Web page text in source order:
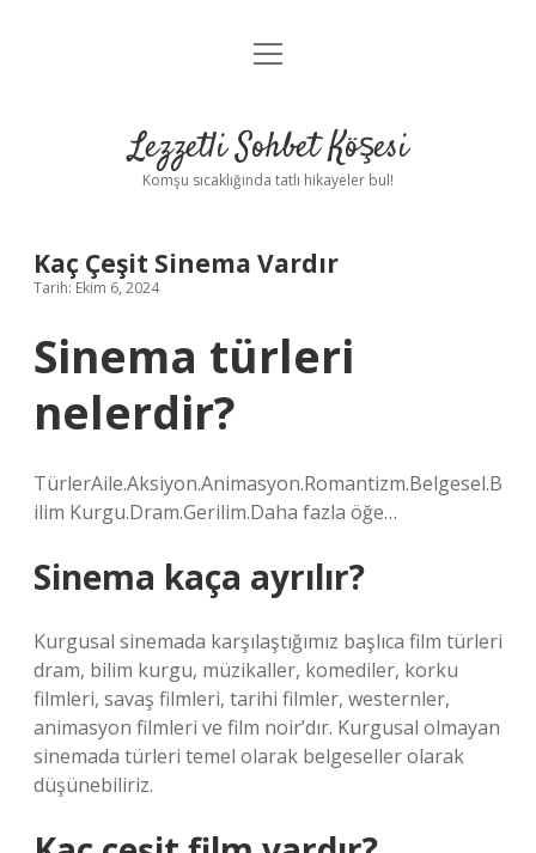
Anasayfa
Yasal Uyarı
menüyü
Lezzetli Sohbet Köşesi
Komşu sıcaklığında tatlı hikayeler bul!
Kaç Çeşit Sinema Vardır
Tarih: Ekim 6, 2024
Sinema türleri
nelerdir?
TürlerAile.Aksiyon.Animasyon.Romantizm.Belgesel.B
ilim Kurgu.Dram.Gerilim.Daha fazla öğe…
Sinema kaça ayrılır?
Kurgusal sinemada karşılaştığımız başlıca film türleri
dram, bilim kurgu, müzikaller, komediler, korku
filmleri, savaş filmleri, tarihi filmler, westernler,
animasyon filmleri ve film noir’dır. Kurgusal olmayan
sinemada türleri temel olarak belgeseller olarak
düşünebiliriz.